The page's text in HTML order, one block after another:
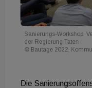
Sanierungs-Workshop:
der Regierung Taten
© Bautage 2022,
Die